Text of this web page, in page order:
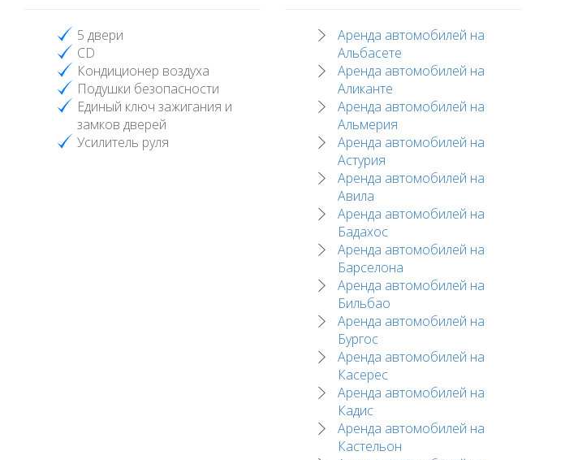
5 двери
CD
Кондиционер воздуха
Подушки безопасности
Единый ключ зажигания и
замков дверей
Усилитель руля
Аренда автомобилей на
Альбасете
Аренда автомобилей на
Аликанте
Аренда автомобилей на
Альмерия
Аренда автомобилей на
Астурия
Аренда автомобилей на
Авила
Аренда автомобилей на
Бадахос
Аренда автомобилей на
Барселона
Аренда автомобилей на
Бильбао
Аренда автомобилей на
Бургос
Аренда автомобилей на
Касерес
Аренда автомобилей на
Кадис
Аренда автомобилей на
Кастельон